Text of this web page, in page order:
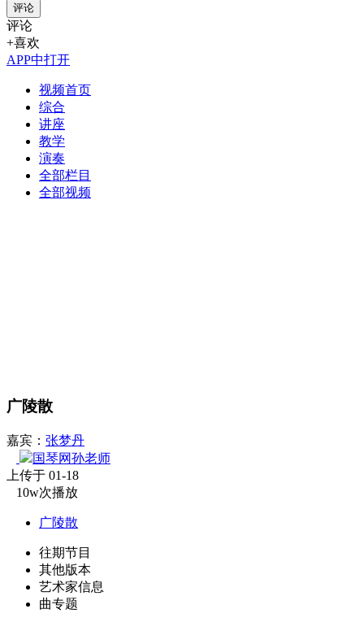
评论
评论
+喜欢
APP中打开
视频首页
综合
讲座
教学
演奏
全部栏目
全部视频
广陵散
嘉宾： 张梦丹
国琴网孙老师
上传于 01-18
10w次播放
广陵散
往期节目
其他版本
艺术家信息
曲专题